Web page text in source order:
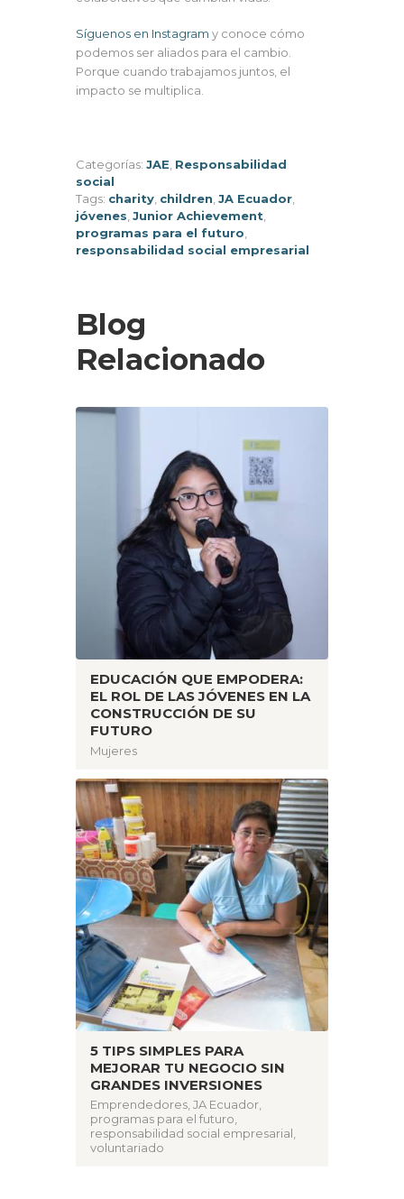
Síguenos en Instagram y conoce cómo
podemos ser aliados para el cambio.
Porque cuando trabajamos juntos, el
impacto se multiplica.
Categorías: JAE, Responsabilidad
social
Tags: charity, children,JA Ecuador,
jóvenes,Junior Achievement,
programas para el futuro,
responsabilidad social empresarial
Blog
Relacionado
EDUCACIÓN QUE EMPODERA:
EL ROL DE LAS JÓVENES EN LA
CONSTRUCCIÓN DE SU
FUTURO
Mujeres
5 TIPS SIMPLES PARA
MEJORAR TU NEGOCIO SIN
GRANDES INVERSIONES
Emprendedores,JA Ecuador,
programas para el futuro,
responsabilidad social empresarial,
voluntariado